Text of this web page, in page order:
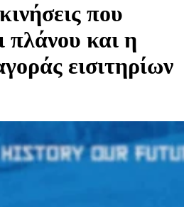
που
πλάνου και η
εισιτηρίων